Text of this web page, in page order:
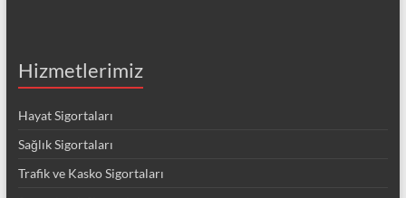
Hizmetlerimiz
Hayat Sigortaları
Sağlık Sigortaları
Trafik ve Kasko Sigortaları